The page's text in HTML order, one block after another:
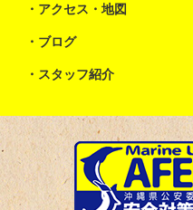
アクセス・地図
ブログ
スタッフ紹介